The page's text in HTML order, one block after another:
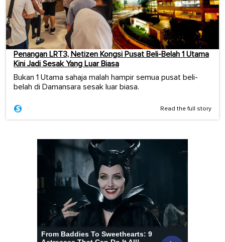
Penangan LRT3, Netizen Kongsi Pusat Beli-Belah 1 Utama
Kini Jadi Sesak Yang Luar Biasa
Bukan 1 Utama sahaja malah hampir semua pusat beli-
belah di Damansara sesak luar biasa.
Read the full story